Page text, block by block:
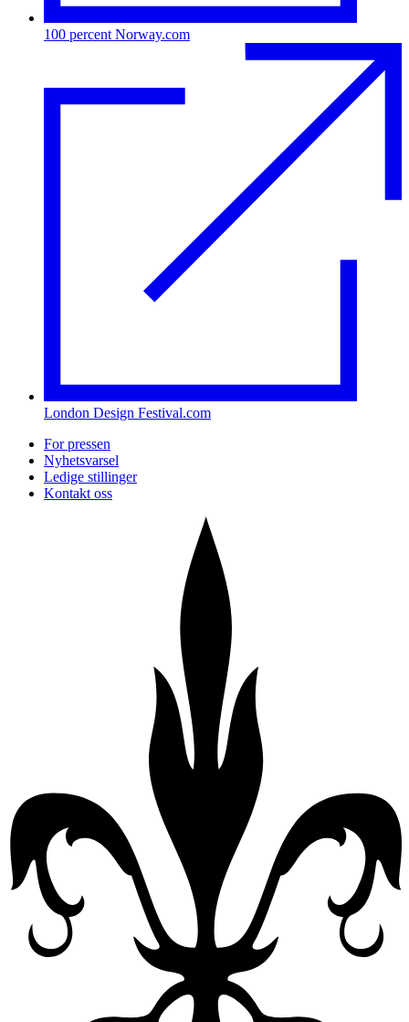
100 percent Norway.com
London Design Festival.com
For pressen
Nyhetsvarsel
Ledige stillinger
Kontakt oss